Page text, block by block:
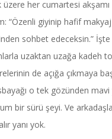
üzere her cumartesi
“Özenli giyinip hafif
sohbet edeceksin.”
uzaktan uzağa kadeh
de açığa çıkmaya
o tek gözünden
bir sürü şeyi. Ve
yanı yok.